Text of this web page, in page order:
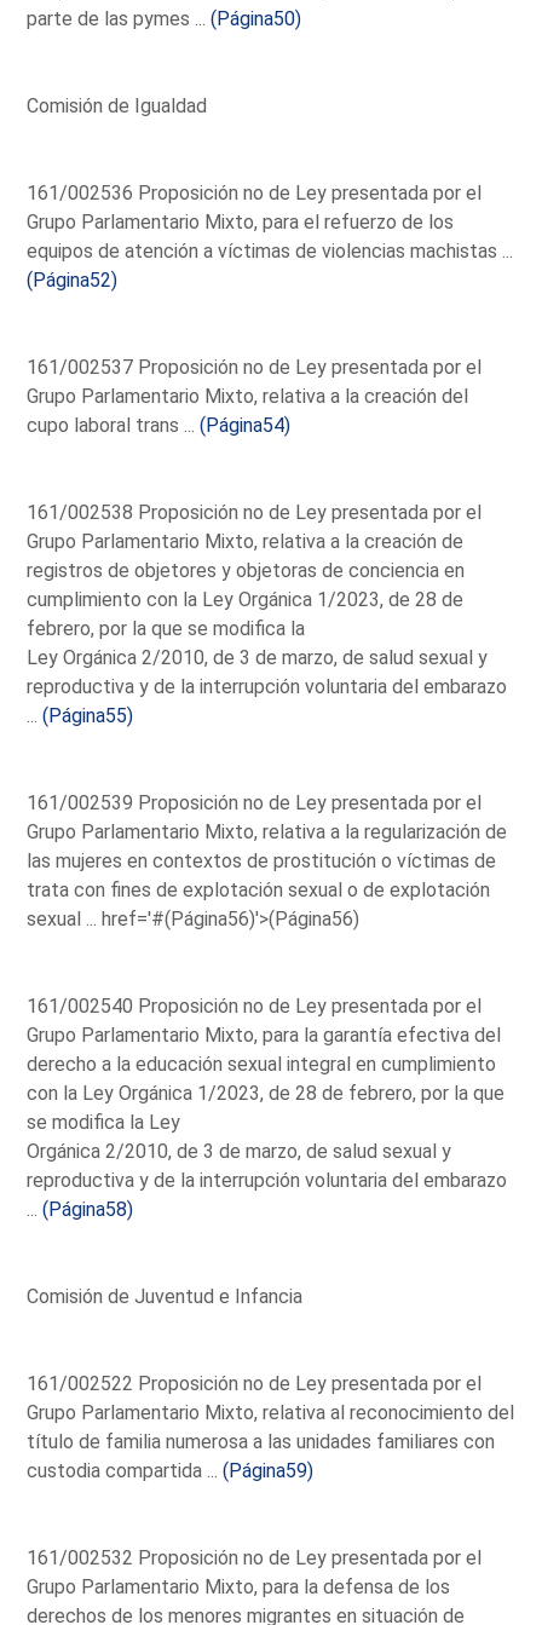
parte de las pymes ...(Página50)
Comisión de Igualdad
161/002536 Proposición no de Ley presentada por el
Grupo Parlamentario Mixto, para el refuerzo de los
equipos de atención a víctimas de violencias machistas ...
(Página52)
161/002537 Proposición no de Ley presentada por el
Grupo Parlamentario Mixto, relativa a la creación del
cupo laboral trans ...(Página54)
161/002538 Proposición no de Ley presentada por el
Grupo Parlamentario Mixto, relativa a la creación de
registros de objetores y objetoras de conciencia en
cumplimiento con la Ley Orgánica 1/2023, de 28 de
febrero, por la que se modifica la
Ley Orgánica 2/2010, de 3 de marzo, de salud sexual y
reproductiva y de la interrupción voluntaria del embarazo
...(Página55)
161/002539 Proposición no de Ley presentada por el
Grupo Parlamentario Mixto, relativa a la regularización de
las mujeres en contextos de prostitución o víctimas de
trata con fines de explotación sexual o de explotación
sexual ...href='#(Página56)'>(Página56)
161/002540 Proposición no de Ley presentada por el
Grupo Parlamentario Mixto, para la garantía efectiva del
derecho a la educación sexual integral en cumplimiento
con la Ley Orgánica 1/2023, de 28 de febrero, por la que
se modifica la Ley
Orgánica 2/2010, de 3 de marzo, de salud sexual y
reproductiva y de la interrupción voluntaria del embarazo
...(Página58)
Comisión de Juventud e Infancia
161/002522 Proposición no de Ley presentada por el
Grupo Parlamentario Mixto, relativa al reconocimiento del
título de familia numerosa a las unidades familiares con
custodia compartida ...(Página59)
161/002532 Proposición no de Ley presentada por el
Grupo Parlamentario Mixto, para la defensa de los
derechos de los menores migrantes en situación de